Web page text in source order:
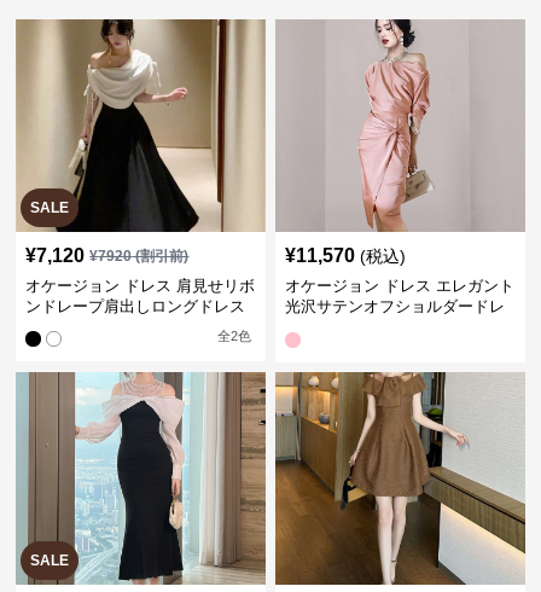
SALE
¥7,120 ¥7920(割引前)
オケージョン ドレス 肩見せリボ
ンドレープ肩出しロングドレス
全2色
¥11,570 (税込)
オケージョン ドレス エレガント
光沢サテンオフショルダードレ
SALE